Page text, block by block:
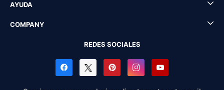
AYUDA
COMPANY
REDES SOCIALES